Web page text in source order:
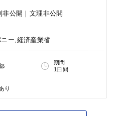
公開｜文理非公開
ー,経済産業省
期間
1日間
り